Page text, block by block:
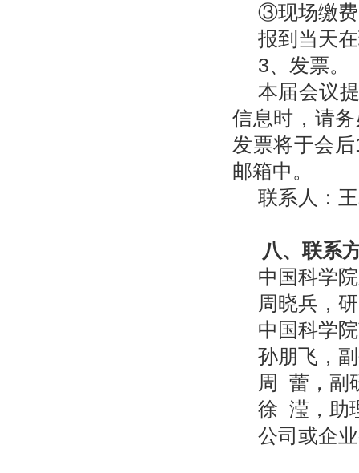
③现场缴
报到当天
3、发票。
本届会议
信息时，请
发票将于会后
邮箱中。
联系人：
八、联系
中国科学
周晓兵，
中国科学
孙朋飞，
周 蕾，副
徐 滢，助
公司或企